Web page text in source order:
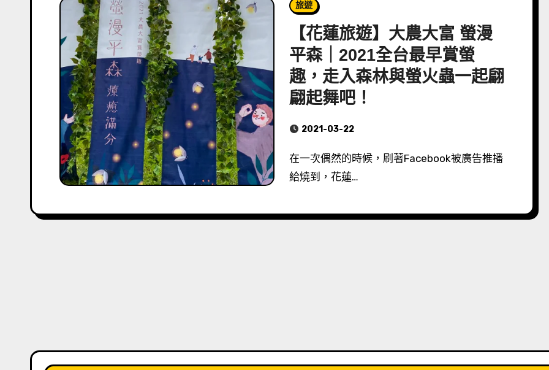
旅遊
【花蓮旅遊】大農大富 螢漫
平森｜2021全台最早賞螢
趣，走入森林與螢火蟲一起翩
翩起舞吧！
2021-03-22
在一次偶然的時候，刷著Facebook被廣告推播
給燒到，花蓮…